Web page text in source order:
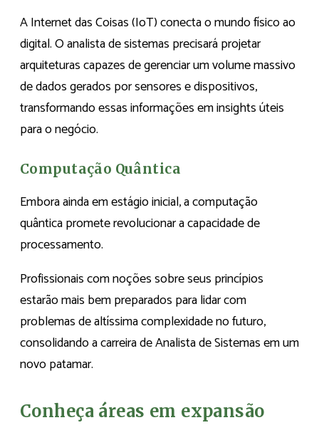
A Internet das Coisas (IoT) conecta o mundo físico ao
digital. O analista de sistemas precisará projetar
arquiteturas capazes de gerenciar um volume massivo
de dados gerados por sensores e dispositivos,
transformando essas informações em insights úteis
para o negócio.
Computação Quântica
Embora ainda em estágio inicial, a computação
quântica promete revolucionar a capacidade de
processamento.
Profissionais com noções sobre seus princípios
estarão mais bem preparados para lidar com
problemas de altíssima complexidade no futuro,
consolidando a carreira de Analista de Sistemas em um
novo patamar.
Conheça áreas em expansão